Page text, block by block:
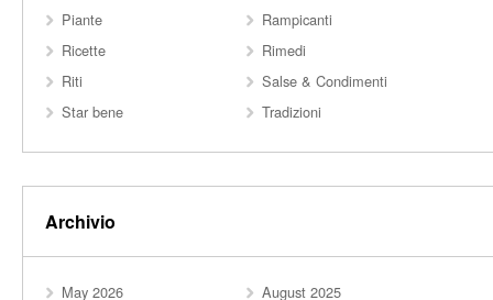
Piante
Rampicanti
Ricette
Rimedi
Riti
Salse & Condimenti
Star bene
Tradizioni
Archivio
May 2026
August 2025